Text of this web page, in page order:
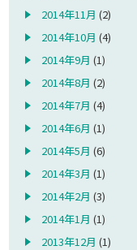
2014年11月 (2)
2014年10月 (4)
2014年9月 (1)
2014年8月 (2)
2014年7月 (4)
2014年6月 (1)
2014年5月 (6)
2014年3月 (1)
2014年2月 (3)
2014年1月 (1)
2013年12月 (1)